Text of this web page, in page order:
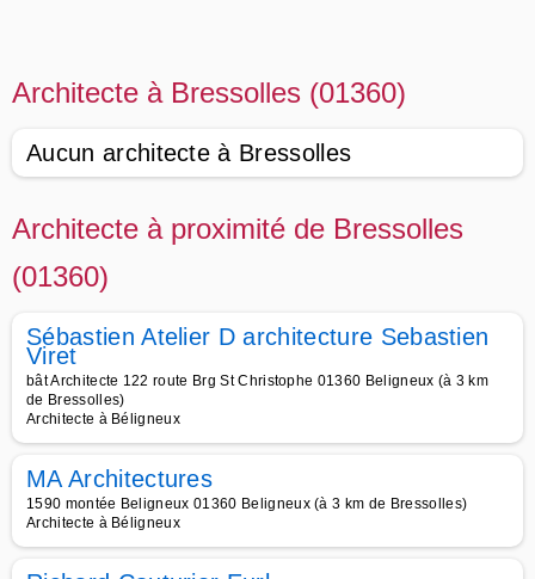
Architecte à Bressolles (01360)
Aucun architecte à Bressolles
Architecte à proximité de Bressolles
(01360)
Sébastien Atelier D architecture Sebastien
Viret
bât Architecte 122 route Brg St Christophe 01360 Beligneux (à 3 km
de Bressolles)
Architecte à Béligneux
MA Architectures
1590 montée Beligneux 01360 Beligneux (à 3 km de Bressolles)
Architecte à Béligneux